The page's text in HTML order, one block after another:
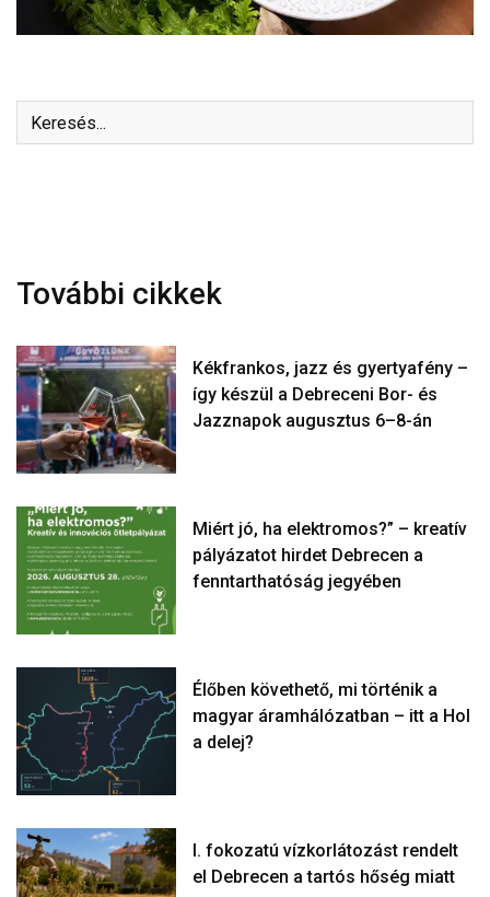
További cikkek
Kékfrankos, jazz és gyertyafény –
így készül a Debreceni Bor- és
Jazznapok augusztus 6–8-án
Miért jó, ha elektromos?” – kreatív
pályázatot hirdet Debrecen a
fenntarthatóság jegyében
Élőben követhető, mi történik a
magyar áramhálózatban – itt a Hol
a delej?
I. fokozatú vízkorlátozást rendelt
el Debrecen a tartós hőség miatt